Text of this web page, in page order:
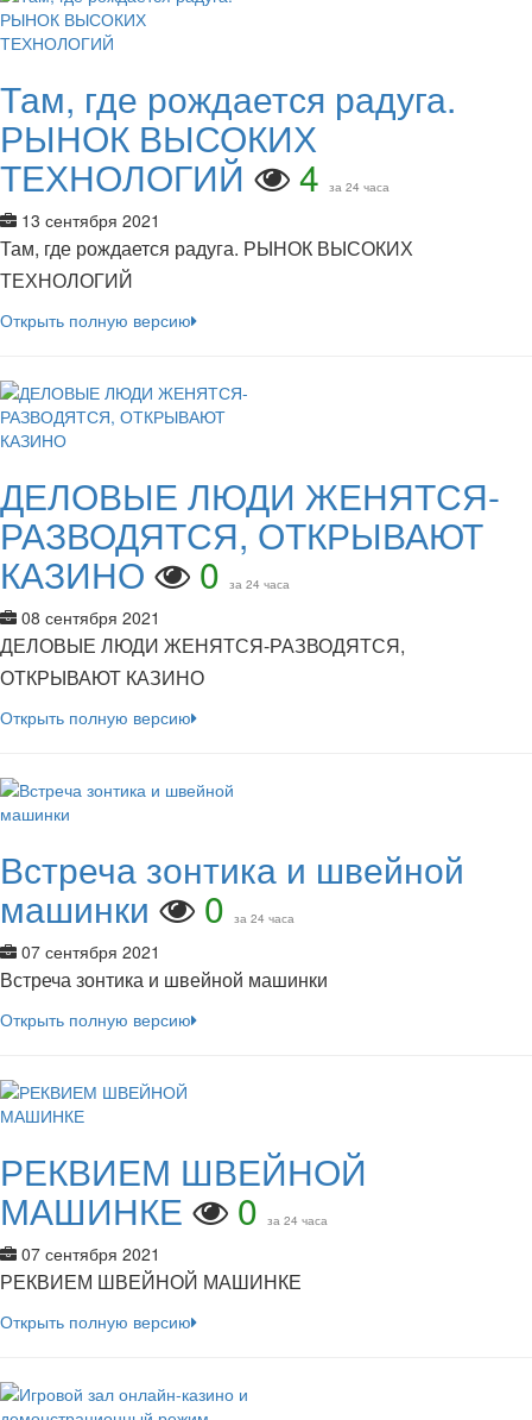
Там, где рождается радуга.
РЫНОК ВЫСОКИХ
ТЕХНОЛОГИЙ 4 за 24 часа
13 сентября 2021
Там, где рождается радуга. РЫНОК ВЫСОКИХ
ТЕХНОЛОГИЙ
Открыть полную версию
ДЕЛОВЫЕ ЛЮДИ ЖЕНЯТСЯ-
РАЗВОДЯТСЯ, ОТКРЫВАЮТ
КАЗИНО 0 за 24 часа
08 сентября 2021
ДЕЛОВЫЕ ЛЮДИ ЖЕНЯТСЯ-РАЗВОДЯТСЯ,
ОТКРЫВАЮТ КАЗИНО
Открыть полную версию
Встреча зонтика и швейной
машинки 0 за 24 часа
07 сентября 2021
Встреча зонтика и швейной машинки
Открыть полную версию
РЕКВИЕМ ШВЕЙНОЙ
МАШИНКЕ 0 за 24 часа
07 сентября 2021
РЕКВИЕМ ШВЕЙНОЙ МАШИНКЕ
Открыть полную версию